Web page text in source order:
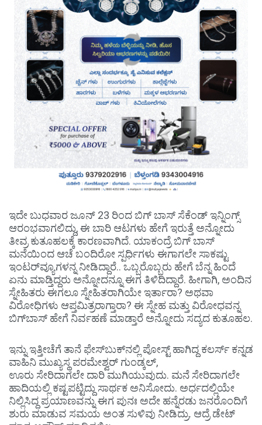
ಇದೇ ಬುಧವಾರ ಜೂನ್ 23 ರಿಂದ ಬಿಗ್​ ಬಾಸ್ ಸೆಕೆಂಡ್ ಇನ್ನಿಂಗ್ಸ್
ಆರಂಭವಾಗಲಿದ್ದು, ಈ ಬಾರಿ ಆಟಗಳು ಹೇಗೆ ಇರುತ್ತೆ ಅನ್ನೋದು
ತೀವ್ರ ಕುತೂಹಲಕ್ಕೆ ಕಾರಣವಾಗಿದೆ. ಯಾಕಂದ್ರೆ ಬಿಗ್​ ಬಾಸ್
ಮನೆಯಿಂದ ಆಚೆ ಬಂದಿರೋ ಸ್ಪರ್ಧಿಗಳು ಈಗಾಗಲೇ ಸಾಕಷ್ಟು
ಇಂಟರ್​ವ್ಯೂಗಳನ್ನ ನೀಡಿದ್ದಾರೆ.. ಒಬ್ಬರೊಬ್ಬರು ಹೇಗೆ ಬೆನ್ನ ಹಿಂದೆ
ಏನು ಮಾಡ್ತಿದ್ದರು ಅನ್ನೋದನ್ನೂ ಈಗ ತಿಳಿದಿದ್ದಾರೆ. ಹೀಗಾಗಿ, ಅಂದಿನ
ಸ್ನೇಹಿತರು ಈಗಲೂ ಸ್ನೇಹಿತರಾಗಿಯೇ ಇರ್ತಾರಾ? ಅಥವಾ
ವಿರೋಧಿಗಳು ಆಪ್ತಮಿತ್ರರಾಗ್ತಾರಾ? ಈ ಸ್ನೇಹ ಮತ್ತು ವಿರೋಧವನ್ನ
ಬಿಗ್​ಬಾಸ್ ಹೇಗೆ ನಿರ್ವಹಣೆ ಮಾಡ್ತಾರೆ ಅನ್ನೋದು ಸದ್ಯದ ಕುತೂಹಲ.
ಇನ್ನು ಇತ್ತೀಚೆಗೆ ತಾನೆ ಫೇಸ್​ಬುಕ್​ನಲ್ಲಿ ಪೋಸ್ಟ್​ ಹಾಗಿದ್ದ ಕಲರ್ಸ್ ಕನ್ನಡ
ವಾಹಿನಿ ಮುಖ್ಯಸ್ಥ ಪರಮೇಶ್ವರ್ ಗುಂಡ್ಕಲ್,
ಊರು ಸೇರಿದಾಗಲೇ ದಾರಿ ಮುಗಿಯುವುದು. ಮನೆ ಸೇರಿದಾಗಲೇ
ಹಾದಿಯಲ್ಲಿ ಕಷ್ಟಪಟ್ಟಿದ್ದು ಸಾರ್ಥಕ ಅನಿಸೋದು. ಅರ್ಧದಲ್ಲಿಯೇ
ನಿಲ್ಲಿಸಿದ್ದ ಪ್ರಯಾಣವನ್ನು ಈಗ ಪುನಃ ಅದೇ ಹನ್ನೆರಡು ಜನರೊಂದಿಗೆ
ಶುರು ಮಾಡುವ ಸಮಯ ಅಂತ ಸುಳಿವು ನೀಡಿದ್ರು. ಆದ್ರೆ ಡೇಟ್​